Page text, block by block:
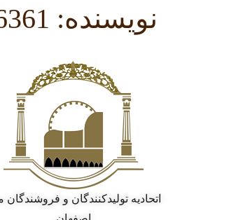
نویسنده:
اتحادیه تولیدکنندگان و فروشندگان